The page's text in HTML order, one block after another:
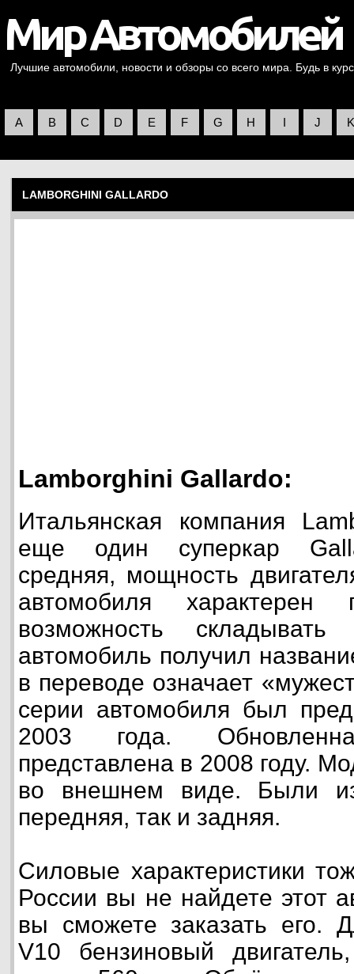
Лучшие автомобили, новости и обзоры со всего мира. Будь в
A B C D E F G H I J K
LAMBORGHINI GALLARDO
Lamborghini Gallardo:
Итальянская компания
еще один суперкар
средняя, мощность
автомобиля
возможность
автомобиль получил
в переводе означает
серии автомобиля был
2003 года.
представлена в 2008 году.
во внешнем виде. Были
передняя, так и задняя.
Силовые характеристики
России вы не найдете этот
вы сможете заказать его.
V10 бензиновый